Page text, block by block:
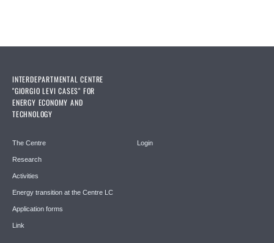
INTERDEPARTMENTAL CENTRE
"GIORGIO LEVI CASES" FOR
ENERGY ECONOMY AND
TECHNOLOGY
The Centre
Research
Activities
Energy transition at the Centre LC
Application forms
Link
Login